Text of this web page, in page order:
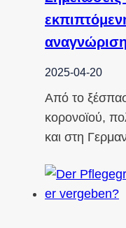
αναγνώριση
2025-04-20
Από το
κορονοϊού,
και στη